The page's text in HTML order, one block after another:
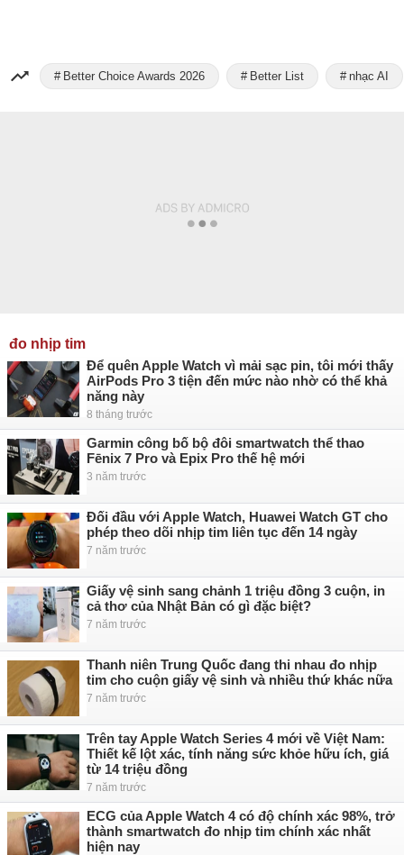
Better Choice Awards 2026 Better List nhạc AI
đo nhịp tim
Để quên Apple Watch vì mải sạc pin, tôi mới thấy
AirPods Pro 3 tiện đến mức nào nhờ có thể khả
năng này
8 tháng trước
Garmin công bố bộ đôi smartwatch thể thao
Fēnix 7 Pro và Epix Pro thế hệ mới
3 năm trước
Đối đầu với Apple Watch, Huawei Watch GT cho
phép theo dõi nhịp tim liên tục đến 14 ngày
7 năm trước
Giấy vệ sinh sang chảnh 1 triệu đồng 3 cuộn, in
cả thơ của Nhật Bản có gì đặc biệt?
7 năm trước
Thanh niên Trung Quốc đang thi nhau đo nhịp
tim cho cuộn giấy vệ sinh và nhiều thứ khác nữa
7 năm trước
Trên tay Apple Watch Series 4 mới về Việt Nam:
Thiết kế lột xác, tính năng sức khỏe hữu ích, giá
từ 14 triệu đồng
7 năm trước
ECG của Apple Watch 4 có độ chính xác 98%, trở
thành smartwatch đo nhịp tim chính xác nhất
hiện nay